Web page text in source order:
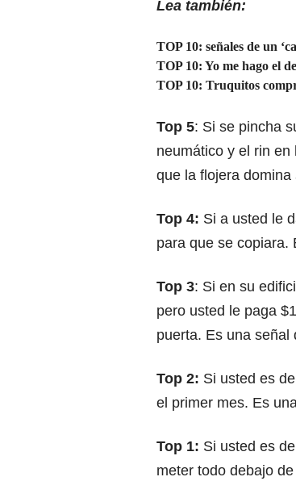
Lea también:
TOP 10: señales de un
TOP 10: Yo me hago el
TOP 10: Truquitos
Top 5: Si se pincha
neumático y el rin
que la flojera domina
Top 4: Si a usted le
para que se copiara.
Top 3: Si en su
pero usted le paga
puerta. Es una señal
Top 2: Si usted es
el primer mes. Es
Top 1: Si usted es
meter todo debajo